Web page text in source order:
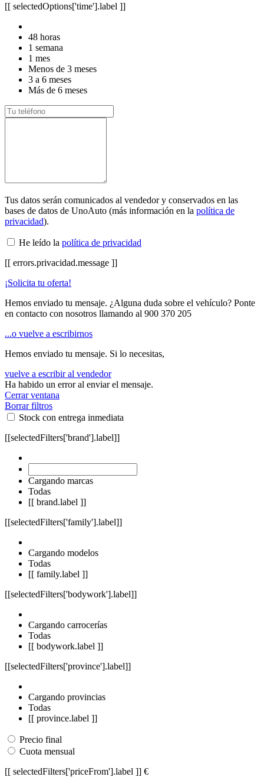
[[ selectedOptions['time'].label ]]
48 horas
1 semana
1 mes
Menos de 3 meses
3 a 6 meses
Más de 6 meses
Tus datos serán comunicados al vendedor y conservados en las
bases de datos de UnoAuto (más información en la política de
privacidad).
He leído la política de privacidad
[[ errors.privacidad.message ]]
¡Solicita tu oferta!
Hemos enviado tu mensaje. ¿Alguna duda sobre el vehículo? Ponte
en contacto con nosotros llamando al 900 370 205
...o vuelve a escribirnos
Hemos enviado tu mensaje. Si lo necesitas,
vuelve a escribir al vendedor
Ha habido un error al enviar el mensaje.
Cerrar ventana
Borrar filtros
Stock con entrega inmediata
[[selectedFilters['brand'].label]]
Cargando marcas
Todas
[[ brand.label ]]
[[selectedFilters['family'].label]]
Cargando modelos
Todas
[[ family.label ]]
[[selectedFilters['bodywork'].label]]
Cargando carrocerías
Todas
[[ bodywork.label ]]
[[selectedFilters['province'].label]]
Cargando provincias
Todas
[[ province.label ]]
Precio final
Cuota mensual
[[ selectedFilters['priceFrom'].label ]] €